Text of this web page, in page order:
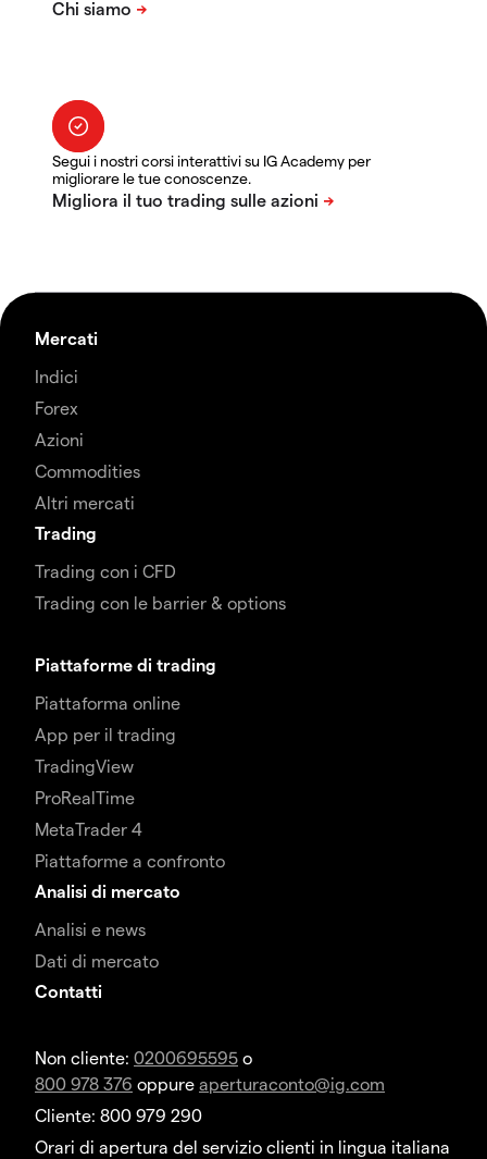
Segui i nostri corsi interattivi su IG Academy per
migliorare le tue conoscenze.
Mercati
Indici
Forex
Azioni
Commodities
Altri mercati
Trading
Trading con i CFD
Trading con le barrier & options
Piattaforme di trading
Piattaforma online
App per il trading
TradingView
ProRealTime
MetaTrader 4
Piattaforme a confronto
Analisi di mercato
Analisi e news
Dati di mercato
Contatti
Non cliente: 0200695595 o
800 978 376 oppure aperturaconto@ig.com
Cliente: 800 979 290
Orari di apertura del servizio clienti in lingua italiana